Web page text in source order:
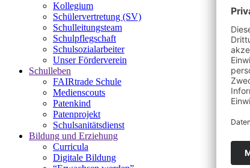
Kollegium
Schülervertretung (SV)
Schulleitungsteam
Schulpflegschaft
Schulsozialarbeiter
Unser Förderverein
Schulleben
FAIRtrade Schule
Medienscouts
Patenkind
Patenprojekt
Schulsanitätsdienst
Bildung und Erziehung
Curricula
Digitale Bildung